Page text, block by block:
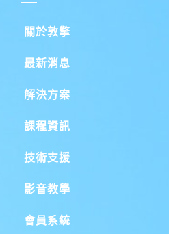
關於敦擎
最新消息
解決方案
課程資訊
技術支援
影音教學
會員系統